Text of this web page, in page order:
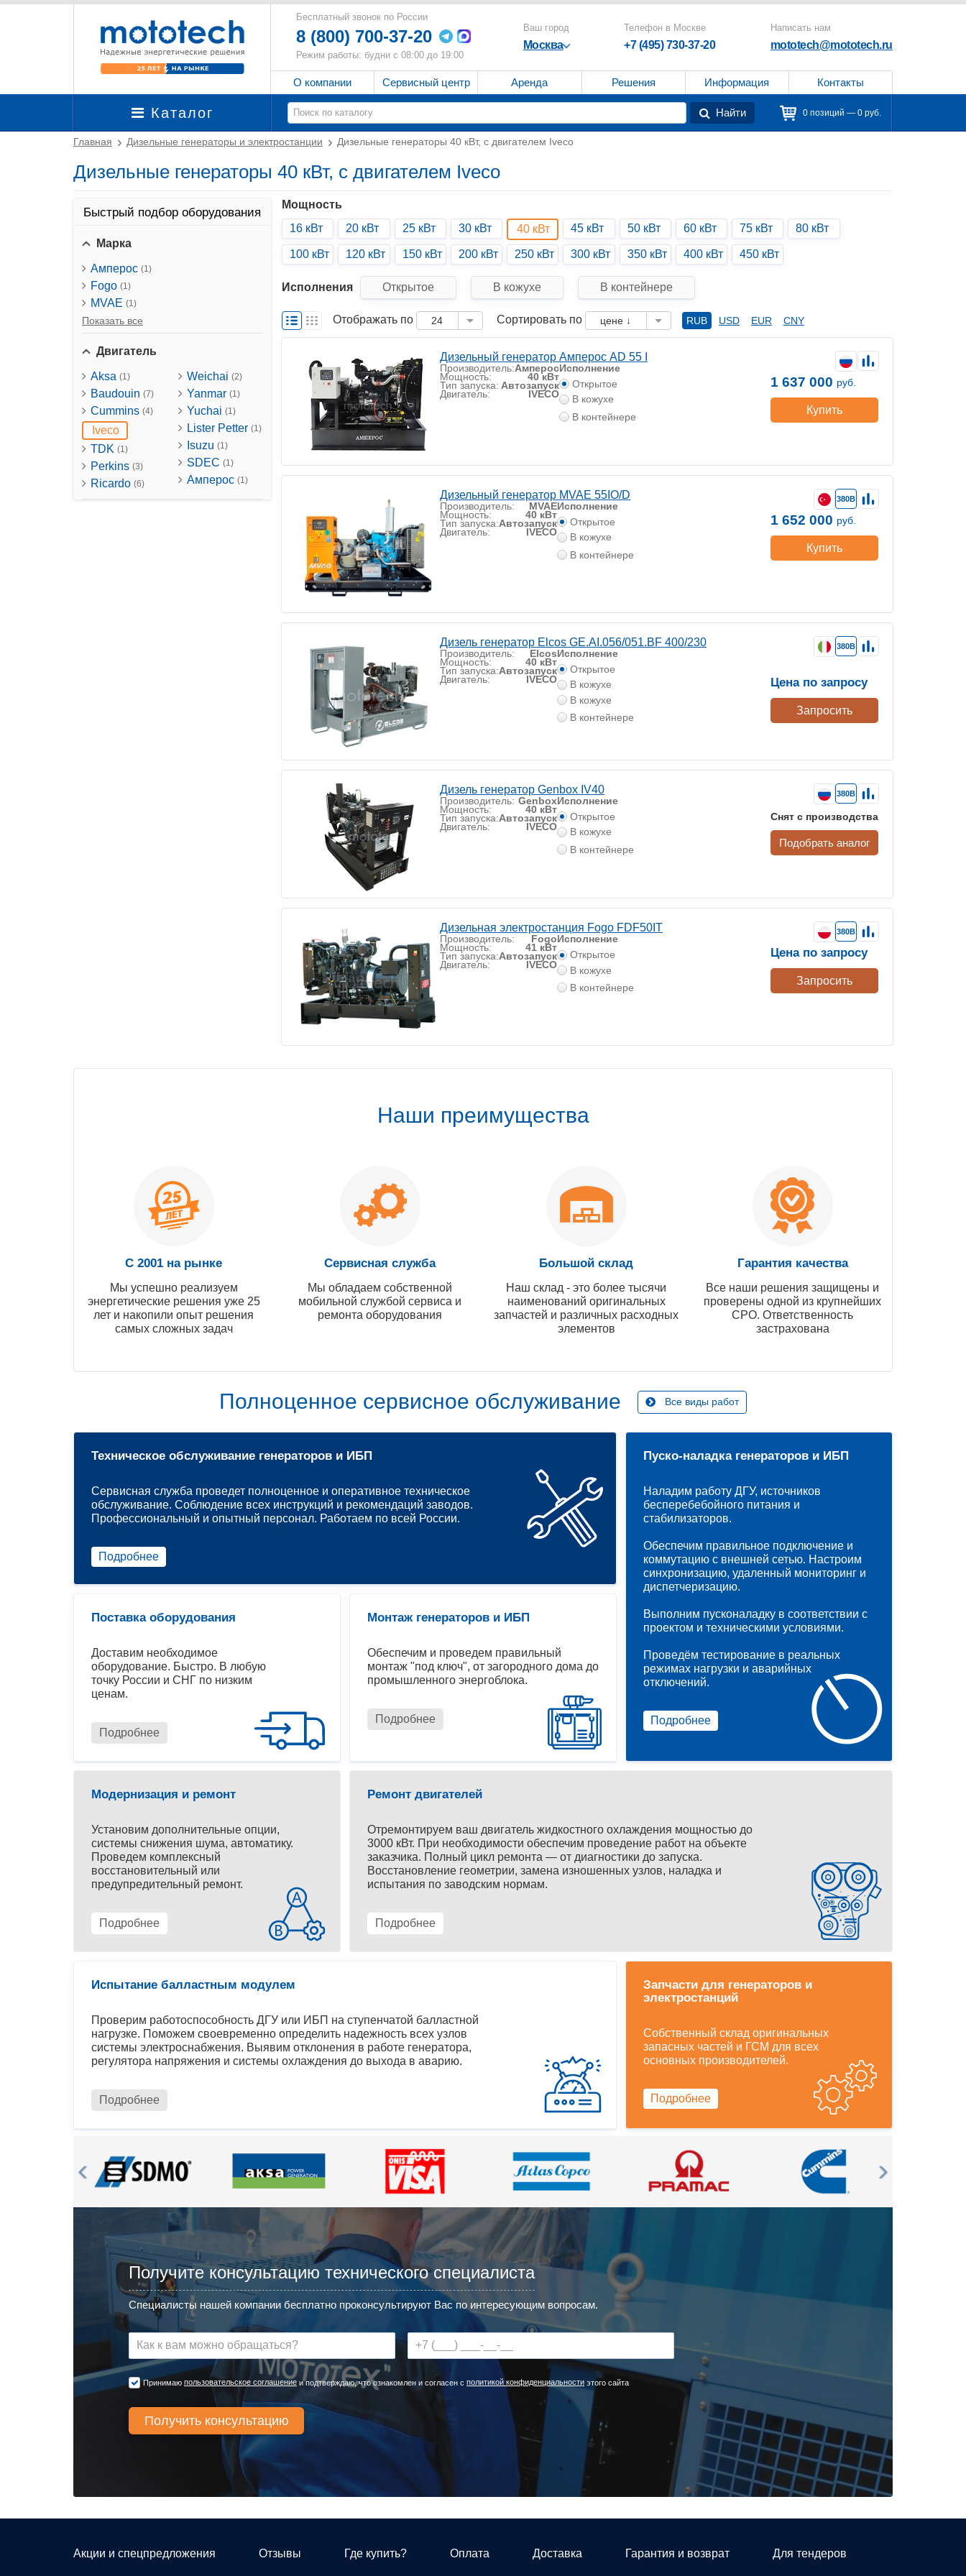
Бесплатный звонок по России
8 (800) 700-37-20
Режим работы: будни с 08:00 до 19:00
Ваш город
Москва
Телефон в Москве
+7 (495) 730-37-20
Написать нам
mototech@mototech.ru
О компании Сервисный центр Аренда Решения Информация Контакты
Каталог Найти 0 позиций — 0 руб.
Главная Дизельные генераторы и электростанции Дизельные генераторы 40 кВт, с двигателем Iveco
Дизельные генераторы 40 кВт, с двигателем Iveco
Быстрый подбор оборудования
Марка
Амперос (1)
Fogo (1)
MVAE (1)
Показать все
Двигатель
Aksa (1)
Baudouin (7)
Cummins (4)
Iveco
TDK (1)
Perkins (3)
Ricardo (6)
Weichai (2)
Yanmar (1)
Yuchai (1)
Lister Petter (1)
Isuzu (1)
SDEC (1)
Амперос (1)
Мощность
16 кВт
20 кВт 25 кВт 30 кВт 40 кВт 45 кВт 50 кВт 60 кВт 75 кВт 80 кВт
100 кВт 120 кВт 150 кВт 200 кВт 250 кВт 300 кВт 350 кВт 400 кВт 450 кВт
Исполнения Открытое В кожухе В контейнере
Отображать по 24 Сортировать по цене ↓ RUB USD EUR CNY
Дизельный генератор Амперос AD 55 I
Производитель:Амперос
Мощность: 40 кВт
Тип запуска: Автозапуск
Двигатель: IVECO
Исполнение
Открытое
В кожухе
В контейнере
1 637 000 руб.
Купить
Дизельный генератор MVAE 55IO/D
Производитель: MVAE
Мощность: 40 кВт
Тип запуска:Автозапуск
Двигатель: IVECO
Исполнение
Открытое
В кожухе
В контейнере
380В
1 652 000 руб.
Купить
Дизель генератор Elcos GE.AI.056/051.BF 400/230
Производитель: Elcos
Мощность: 40 кВт
Тип запуска:Автозапуск
Двигатель: IVECO
Исполнение
Открытое
В кожухе
В кожухе
В контейнере
380В
Цена по запросу
Запросить
Дизель генератор Genbox IV40
Производитель: Genbox
Мощность: 40 кВт
Тип запуска:Автозапуск
Двигатель: IVECO
Исполнение
Открытое
В кожухе
В контейнере
380В
Снят с производства
Подобрать аналог
Дизельная электростанция Fogo FDF50IT
Производитель: Fogo
Мощность: 41 кВт
Тип запуска:Автозапуск
Двигатель: IVECO
Исполнение
Открытое
В кожухе
В контейнере
380В
Цена по запросу
Запросить
Наши преимущества
С 2001 на рынке
Мы успешно реализуем
энергетические решения уже 25
лет и накопили опыт решения
самых сложных задач
Сервисная служба
Мы обладаем собственной
мобильной службой сервиса и
ремонта оборудования
Большой склад
Наш склад - это более тысячи
наименований оригинальных
запчастей и различных расходных
элементов
Гарантия качества
Все наши решения защищены и
проверены одной из крупнейших
СРО. Ответственность
застрахована
Полноценное сервисное обслуживание Все виды работ
Техническое обслуживание генераторов и ИБП
Сервисная служба проведет полноценное и оперативное техническое
обслуживание. Соблюдение всех инструкций и рекомендаций заводов.
Профессиональный и опытный персонал. Работаем по всей России.
Подробнее
Поставка оборудования
Доставим необходимое
оборудование. Быстро. В любую
точку России и СНГ по низким
ценам.
Подробнее
Монтаж генераторов и ИБП
Обеспечим и проведем правильный
монтаж "под ключ", от загородного дома до
промышленного энергоблока.
Подробнее
Пуско-наладка генераторов и ИБП
Наладим работу ДГУ, источников
бесперебебойного питания и
стабилизаторов.
Обеспечим правильное подключение и
коммутацию с внешней сетью. Настроим
синхронизацию, удаленный мониторинг и
диспетчеризацию.
Выполним пусконаладку в соответствии с
проектом и техническими условиями.
Проведём тестирование в реальных
режимах нагрузки и аварийных
отключений.
Подробнее
Ремонт двигателей
Отремонтируем ваш двигатель жидкостного охлаждения мощностью до
3000 кВт. При необходимости обеспечим проведение работ на объекте
заказчика. Полный цикл ремонта — от диагностики до запуска.
Восстановление геометрии, замена изношенных узлов, наладка и
испытания по заводским нормам.
Подробнее
Модернизация и ремонт
Установим дополнительные опции,
системы снижения шума, автоматику.
Проведем комплексный
восстановительный или
предупредительный ремонт.
Подробнее
Запчасти для генераторов и
электростанций
Собственный склад оригинальных
запасных частей и ГСМ для всех
основных производителей.
Подробнее
Испытание балластным модулем
Проверим работоспособность ДГУ или ИБП на ступенчатой балластной
нагрузке. Поможем своевременно определить надежность всех узлов
системы электроснабжения. Выявим отклонения в работе генератора,
регулятора напряжения и системы охлаждения до выхода в аварию.
Подробнее
Получите консультацию технического специалиста
Специалисты нашей компании бесплатно проконсультируют Вас по интересующим вопросам.
Принимаю пользовательское соглашение и подтверждаю, что ознакомлен и согласен с политикой конфиденциальности этого сайта
Акции и спецпредложения Отзывы Где купить? Оплата Доставка Гарантия и возврат Для тендеров